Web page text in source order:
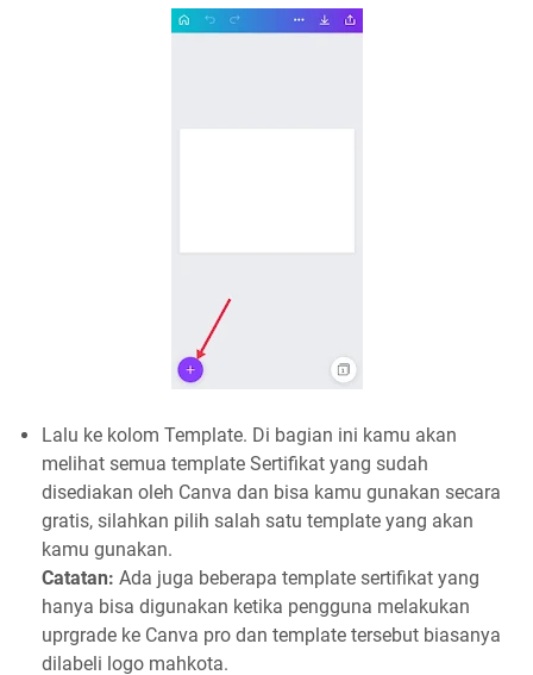
Lalu ke kolom Template. Di bagian ini kamu akan
melihat semua template Sertifikat yang sudah
disediakan oleh Canva dan bisa kamu gunakan secara
gratis, silahkan pilih salah satu template yang akan
kamu gunakan.
Catatan: Ada juga beberapa template sertifikat yang
hanya bisa digunakan ketika pengguna melakukan
uprgrade ke Canva pro dan template tersebut biasanya
dilabeli logo mahkota.